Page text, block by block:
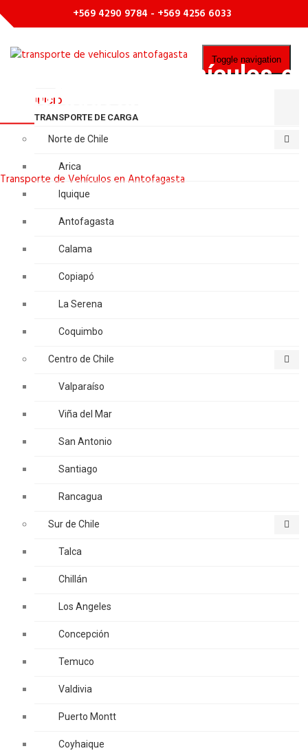
+569 4290 9784 - +569 4256 6033
Toggle navigation
INICIO
TRANSPORTE DE CARGA
Norte de Chile
Arica
Iquique
Antofagasta
Calama
Copiapó
La Serena
Coquimbo
Centro de Chile
Valparaíso
Viña del Mar
San Antonio
Santiago
Rancagua
Sur de Chile
Talca
Chillán
Los Angeles
Concepción
Temuco
Valdivia
Puerto Montt
Coyhaique
Transporte de Vehículos en
Antofagasta
Servicios
Transporte de Vehículos en Antofagasta